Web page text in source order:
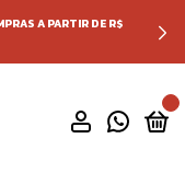
A PARTIR DE R$